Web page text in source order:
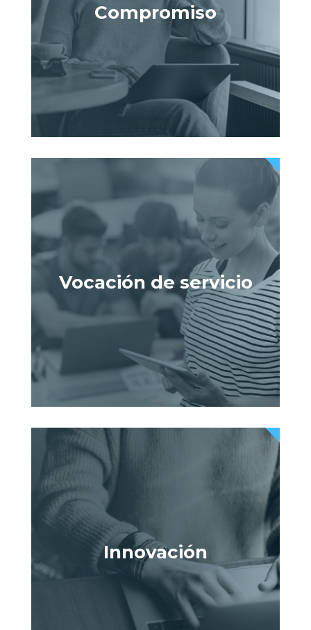
Compromiso
Vocación de servicio
Innovación